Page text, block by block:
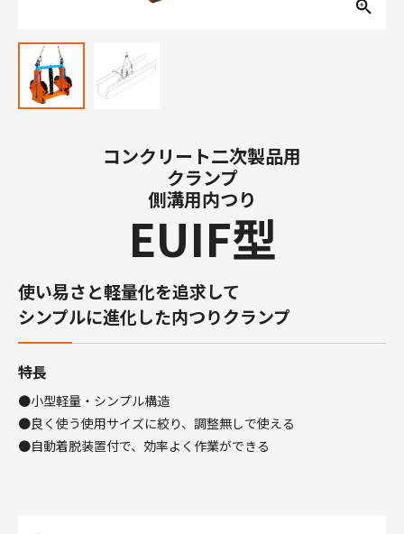
コンクリート二次製品用
クランプ
側溝用内つり
EUIF型
使い易さと軽量化を追求して
シンプルに進化した内つりクランプ
特長
●小型軽量・シンプル構造
●良く使う使用サイズに絞り、調整無しで使える
●自動着脱装置付で、効率よく作業ができる